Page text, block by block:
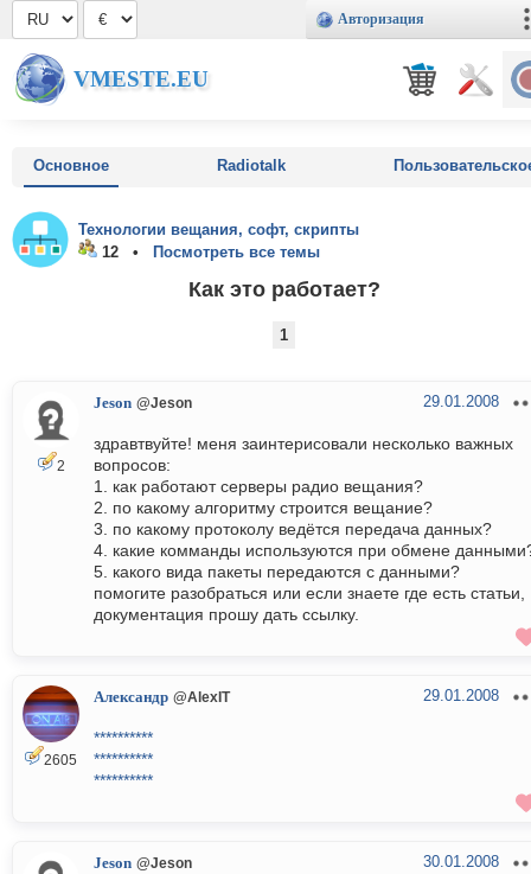
Авторизация
VMESTE.EU
Основное Radiotalk
Технологии вещания, софт, скрипты
12 •
Посмотреть все темы
Как это работает?
1
2
Jeson @Jeson 29.01.2008
здравтвуйте! меня заинтерисовали несколько важных
вопросов:
1. как работают серверы радио вещания?
2. по какому алгоритму строится вещание?
3. по какому протоколу ведётся передача данных?
4. какие комманды используются при обмене
5. какого вида пакеты передаются с данными?
помогите разобраться или если знаете где есть статьи,
документация прошу дать ссылку.
2605
Александр @AlexIT 29.01.2008
**********
**********
**********
Jeson @Jeson 30.01.2008